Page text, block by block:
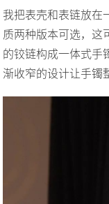
我把表壳和表链放在
质两种版本可选，这
的铰链构成一体式手
渐收窄的设计让手镯